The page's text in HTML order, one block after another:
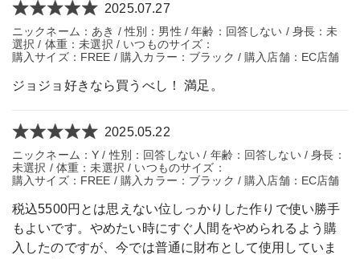
2025.07.27
ニックネーム：あき / 性別：男性 / 年齢：回答しない / 身長：未
選択 / 体重：未選択 / いつものサイズ：
購入サイズ：FREE / 購入カラー：ブラック / 購入店舗：EC店舗
ジョジョ好きなら買うべし！ 満足。
2025.05.22
ニックネーム：Y / 性別：回答しない / 年齢：回答しない / 身長：
未選択 / 体重：未選択 / いつものサイズ：
購入サイズ：FREE / 購入カラー：ブラック / 購入店舗：EC店舗
税込5500円とは思えない位しっかりした作りで使い勝手
もよいです。やめたい時にすぐ人間をやめられるよう購
入したのですが、今では普通に財布として使用していま